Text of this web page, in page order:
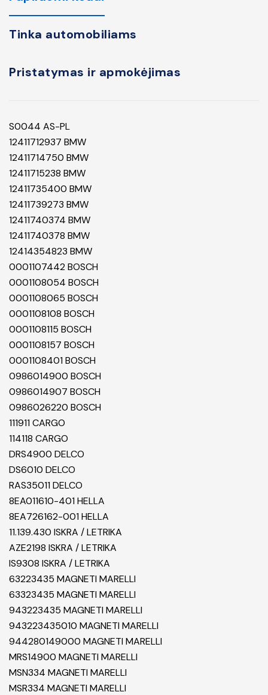
Tinka automobiliams
Pristatymas ir apmokėjimas
S0044 AS-PL
12411712937 BMW
12411714750 BMW
12411715238 BMW
12411735400 BMW
12411739273 BMW
12411740374 BMW
12411740378 BMW
12414354823 BMW
0001107442 BOSCH
0001108054 BOSCH
0001108065 BOSCH
0001108108 BOSCH
0001108115 BOSCH
0001108157 BOSCH
0001108401 BOSCH
0986014900 BOSCH
0986014907 BOSCH
0986026220 BOSCH
111911 CARGO
114118 CARGO
DRS4900 DELCO
DS6010 DELCO
RAS35011 DELCO
8EA011610-401 HELLA
8EA726162-001 HELLA
11.139.430 ISKRA / LETRIKA
AZE2198 ISKRA / LETRIKA
IS9308 ISKRA / LETRIKA
63223435 MAGNETI MARELLI
63323435 MAGNETI MARELLI
943223435 MAGNETI MARELLI
943223435010 MAGNETI MARELLI
944280149000 MAGNETI MARELLI
MRS14900 MAGNETI MARELLI
MSN334 MAGNETI MARELLI
MSR334 MAGNETI MARELLI